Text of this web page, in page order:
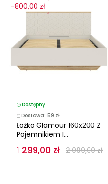
Dostępny
Dostawa: 59 zł
Łóżko Glamour 160x200 Z
Pojemnikiem I...
1 299,00 zł 2 099,00 zł
-800,00 zł